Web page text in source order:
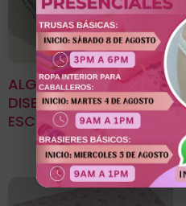
ALGODÓN LICRADO
DISEÑO CORAZÓN
ESCARCHADO